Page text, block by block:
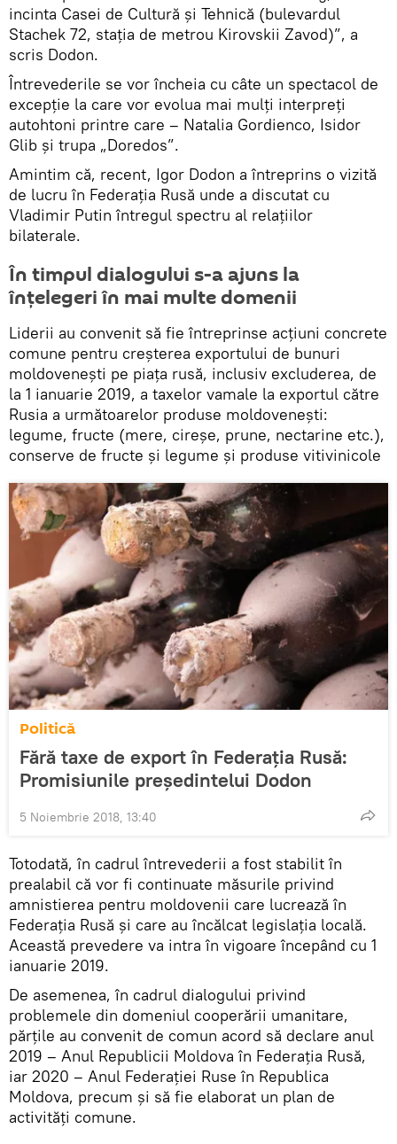
incinta Casei de Cultură și Tehnică (bulevardul
Stachek 72, stația de metrou Kirovskii Zavod)”, a
scris Dodon.
Întrevederile se vor încheia cu câte un spectacol de
excepție la care vor evolua mai mulți interpreți
autohtoni printre care – Natalia Gordienco, Isidor
Glib și trupa „Doredos”.
Amintim că, recent, Igor Dodon a întreprins o vizită
de lucru în Federația Rusă unde a discutat cu
Vladimir Putin întregul spectru al relațiilor
bilaterale.
În timpul dialogului s-a ajuns la
înțelegeri în mai multe domenii
Liderii au convenit să fie întreprinse acțiuni concrete
comune pentru creșterea exportului de bunuri
moldovenești pe piața rusă, inclusiv excluderea, de
la 1 ianuarie 2019, a taxelor vamale la exportul către
Rusia a următoarelor produse moldovenești:
legume, fructe (mere, cireșe, prune, nectarine etc.),
conserve de fructe și legume și produse vitivinicole
Politică
Fără taxe de export în Federația Rusă:
Promisiunile președintelui Dodon
5 Noiembrie 2018, 13:40
Totodată, în cadrul întrevederii a fost stabilit în
prealabil că vor fi continuate măsurile privind
amnistierea pentru moldovenii care lucrează în
Federația Rusă și care au încălcat legislația locală.
Această prevedere va intra în vigoare începând cu 1
ianuarie 2019.
De asemenea, în cadrul dialogului privind
problemele din domeniul cooperării umanitare,
părțile au convenit de comun acord să declare anul
2019 – Anul Republicii Moldova în Federația Rusă,
iar 2020 – Anul Federației Ruse în Republica
Moldova, precum și să fie elaborat un plan de
activități comune.